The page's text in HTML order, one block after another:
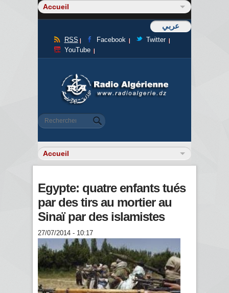
عربي
RSS Facebook
Twitter
YouTube
Formulaire de recherche
Rechercher
Egypte: quatre enfants tués
par des tirs au mortier au
Sinaï par des islamistes
27/07/2014 - 10:17